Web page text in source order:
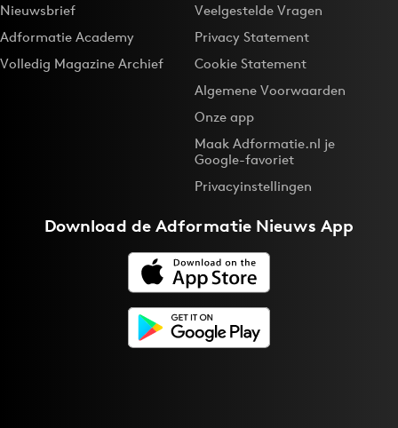
Nieuwsbrief
Adformatie Academy
Volledig Magazine Archief
Veelgestelde Vragen
Privacy Statement
Cookie Statement
Algemene Voorwaarden
Onze app
Maak Adformatie.nl je
Google-favoriet
Privacyinstellingen
Download deAdformatie Nieuws App